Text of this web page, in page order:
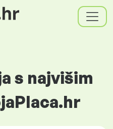
s najvišim